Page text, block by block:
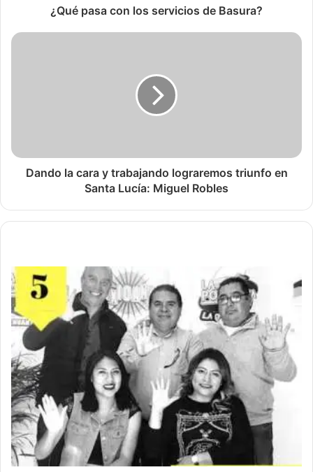
¿Qué pasa con los servicios de Basura?
Dando la cara y trabajando lograremos triunfo en
Santa Lucía: Miguel Robles